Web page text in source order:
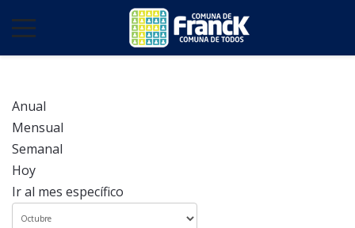
Anual
Mensual
Semanal
Hoy
Ir al mes específico